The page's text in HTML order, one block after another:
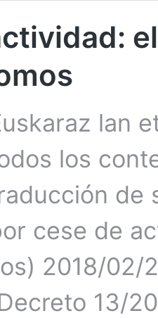
lan
los
de
cese de
2018/02/
13/